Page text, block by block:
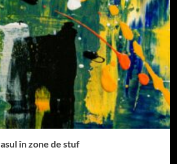
în zone de stuf